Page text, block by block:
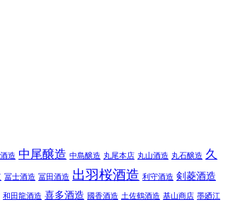
造 中尾醸造 中島醸造 丸尾本店 丸山酒造 丸石醸造 久
冨士酒造 冨田酒造 出羽桜酒造 利守酒造 剣菱酒造
和田龍酒造 喜多酒造 國香酒造 土佐鶴酒造 基山商店 墨廼江